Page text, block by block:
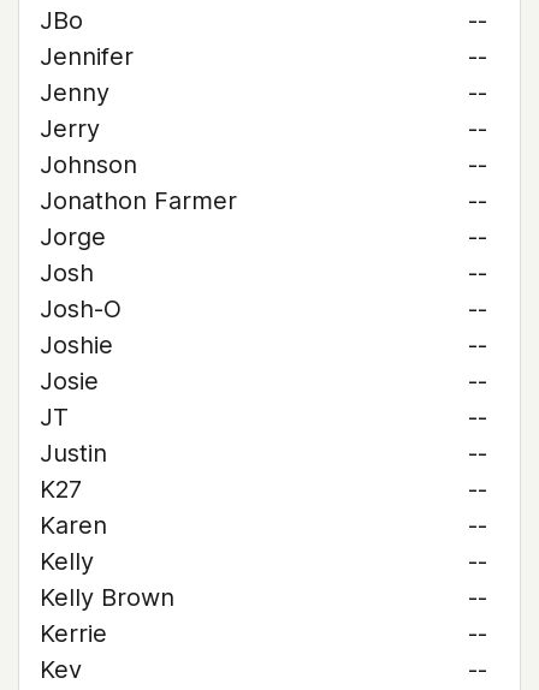
JBo
--
Jennifer
--
Jenny
--
Jerry
--
Johnson
--
Jonathon Farmer
--
Jorge
--
Josh
--
Josh-O
--
Joshie
--
Josie
--
JT
--
Justin
--
K27
--
Karen
--
Kelly
--
Kelly Brown
--
Kerrie
--
Kev
--